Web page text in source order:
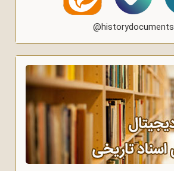
@historydocuments